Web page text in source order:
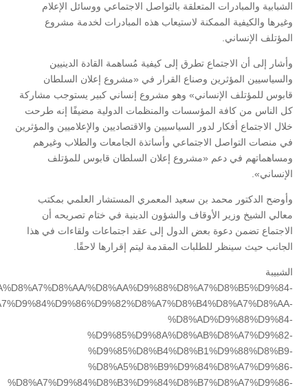
الشبابية والمبادرات المتعلقة بالتواصل الاجتماعي ووسائل الإعلام
وغيرها والكيفية الممكنة لاستيعاب هذه المبادرات لخدمة مشروع
المؤتلف الإنساني.
وأشار إلى أن الاجتماع تطرق إلى كيفية مُساهمة القادة الدينيين
والسياسيين المؤثرين وصناع القرار في «مشروع إعلان السلطان
قابوس للمؤتلف الإنساني» وهو مشروع إنساني كبير يستوجب مشاركة
كل الناس من كافة المؤسسات والمنظمات الدولية مضيفًا إنه طرحت
خلال الاجتماع أفكار لدور السياسيين والاقتصاديين والإعلاميين والمؤثرين
في منصات التواصل الاجتماعي وأساتذة الجامعات والطلاب وغيرهم
ومساهماتهم في دعم «مشروع إعلان السلطان قابوس للمؤتلف
الإنساني».
وأوضح الدكتور محمد بن سعيد المعمري المستشار العلمي بمكتب
معالي الشيخ وزير الأوقاف والشؤون الدينية في ختام تصريحه أن
الاجتماع تضمن دعوة بعض الدول إلى عقد اجتماعات ولقاءات في هذا
الجانب حيث سينظر للطلبات المقدمة ليتم إقرارها لاحقًا.
الشبيبة
%D8%AA%D9%88%D8%A7%D8%B5%D9%84-
%D8%AD%D9%88%D9%84-
%D9%85%D9%8A%D8%AB%D8%A7%D9%82-
%D9%85%D8%B4%D8%B1%D9%88%D8%B9-
%D8%A5%D8%B9%D9%84%D8%A7%D9%86-
%D8%A7%D9%84%D8%B3%D9%84%D8%B7%D8%A7%D9%86-